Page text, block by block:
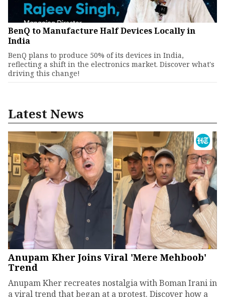
BenQ to Manufacture Half Devices Locally in
India
BenQ plans to produce 50% of its devices in India,
reflecting a shift in the electronics market. Discover what's
driving this change!
Latest News
Anupam Kher Joins Viral 'Mere Mehboob'
Trend
Anupam Kher recreates nostalgia with Boman Irani in
a viral trend that began at a protest. Discover how a